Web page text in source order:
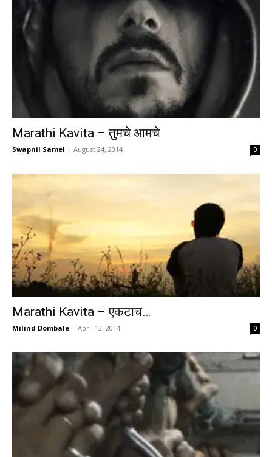
Marathi Kavita – तुमचे आमचे
Swapnil Samel - August 24, 2014 0
Marathi Kavita – एकटाच…
Milind Dombale - April 13, 2014 0